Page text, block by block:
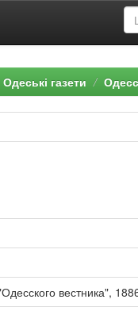
Одеські газети
вестника",